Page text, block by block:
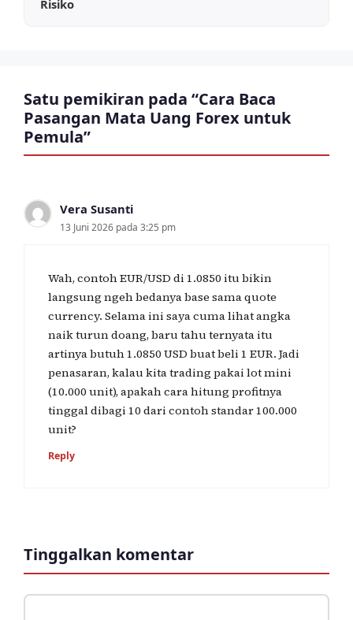
Risiko
Satu pemikiran pada “Cara Baca
Pasangan Mata Uang Forex untuk
Pemula”
Vera Susanti
13 Juni 2026 pada 3:25 pm
Wah, contoh EUR/USD di 1.0850 itu bikin
langsung ngeh bedanya base sama quote
currency. Selama ini saya cuma lihat angka
naik turun doang, baru tahu ternyata itu
artinya butuh 1.0850 USD buat beli 1 EUR. Jadi
penasaran, kalau kita trading pakai lot mini
(10.000 unit), apakah cara hitung profitnya
tinggal dibagi 10 dari contoh standar 100.000
unit?
Reply
Tinggalkan komentar
Komentar
Nama
Surel
Situs